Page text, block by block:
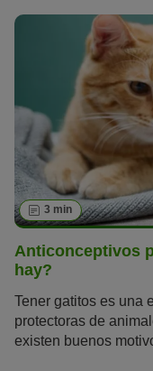
una gata.
3 min
Anticonceptivos
hay?
Tener gatitos es una
protectoras de
existen buenos